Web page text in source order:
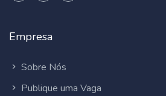
Empresa
Sobre Nós
Publique uma Vaga